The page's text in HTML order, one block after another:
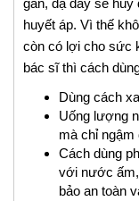
gan, dạ dày sẽ huy
huyết áp. Vì thế
còn có lợi cho sức
bác sĩ thì cách
Dùng cách
Uống lượng
mà chỉ
Cách dùng
với nước ấm,
bảo an toàn